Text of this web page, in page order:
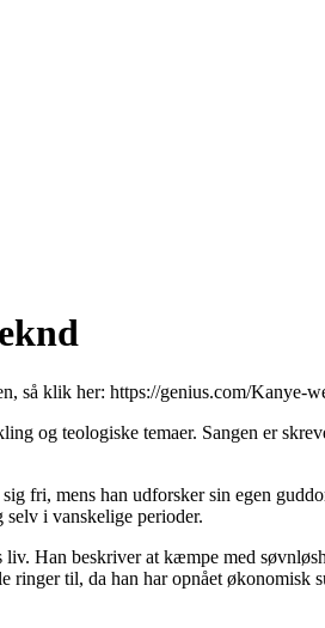
så klik her: https://genius.com/Kanye-
og teologiske temaer. Sangen er
fri, mens han udforsker sin egen
i vanskelige perioder.
Han beskriver at kæmpe med
til, da han har opnået